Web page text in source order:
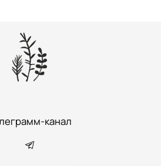
канал